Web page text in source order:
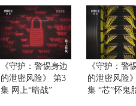
《守护：警惕身边
的泄密风险》 第3
集 网上“暗战”
《守护：警
的泄密风险
集 “芯”怀鬼